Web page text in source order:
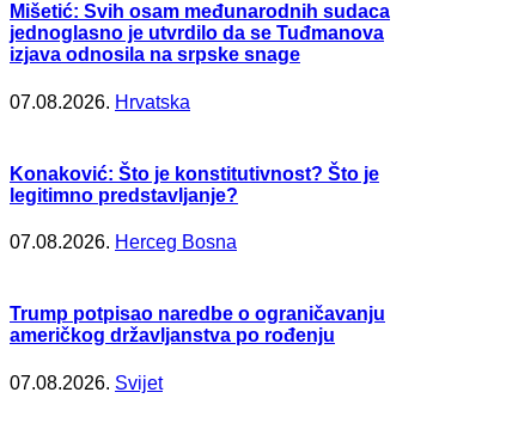
Mišetić: Svih osam međunarodnih sudaca
jednoglasno je utvrdilo da se Tuđmanova
izjava odnosila na srpske snage
07.08.2026. Hrvatska
Konaković: Što je konstitutivnost? Što je
legitimno predstavljanje?
07.08.2026. Herceg Bosna
Trump potpisao naredbe o ograničavanju
američkog državljanstva po rođenju
07.08.2026. Svijet